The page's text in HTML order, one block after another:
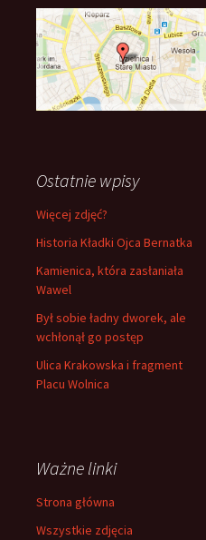
Ostatnie wpisy
Więcej zdjęć?
Historia Kładki Ojca Bernatka
Kamienica, która zasłaniała
Wawel
Był sobie ładny dworek, ale
wchłonął go postęp
Ulica Krakowska i fragment
Placu Wolnica
Ważne linki
Strona główna
Wszystkie zdjęcia